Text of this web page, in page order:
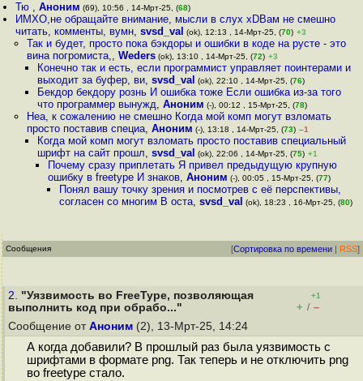
Тю ,Аноним (69), 10:56 , 14-Мрт-25, (68)
ИМХО,не обращайте внимание, мысли в слух xDВам не смешно
читать, комменты, вумн,svsd_val (ok), 12:13 , 14-Мрт-25, (70) +3
Так и будет, просто пока бэкдоры и ошибки в коде на русте - это
вина погромиста,, Weders(ok), 13:10 , 14-Мрт-25, (72) +3
Конечно так и есть, если программист управляет поинтерами и
выходит за буфер, ви, svsd_val (ok), 22:10 , 14-Мрт-25, (76)
Бекдор бекдору рознь И ошибка тоже Если ошибка из-за того
что программер вынужд, Аноним (-), 00:12 , 15-Мрт-25, (78)
Неа, к сожалению не смешно Когда мой комп могут взломать
просто поставив специа, Аноним (-), 13:18 , 14-Мрт-25, (73) –1
Когда мой комп могут взломать просто поставив специальный
шрифт на сайт прошл, svsd_val (ok), 22:06 , 14-Мрт-25, (75) +1
Почему сразу приплетать Я привел предыдущую крупную
ошибку в freetype И знаков,Аноним (-), 00:05 , 15-Мрт-25, (77)
Понял вашу точку зрения и посмотрев с её перспективы,
согласен со многим В оста, svsd_val (ok), 18:23 , 16-Мрт-25, (80)
Сообщения [Сортировка по времени | RSS]
2. "Уязвимость во FreeType, позволяющая
выполнить код при обрабо..."
+1
+ / –
Сообщение от Аноним (2), 13-Мрт-25, 14:24
А когда добавили? В прошлый раз была уязвимость с
шрифтами в формате png. Так теперь и не отключить png
во freetype стало.